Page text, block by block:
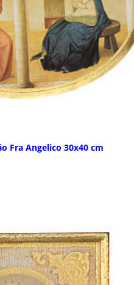
Fra Angelico 30x40 cm